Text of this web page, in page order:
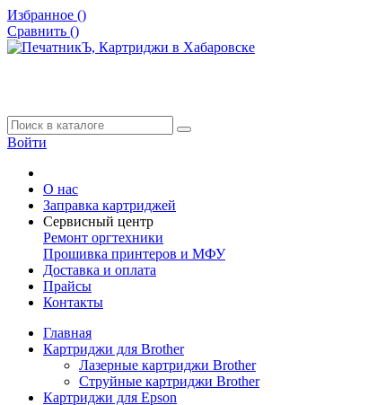
Избранное ()
Сравнить ()
Войти
О нас
Заправка картриджей
Сервисный центр
Ремонт оргтехники
Прошивка принтеров и МФУ
Доставка и оплата
Прайсы
Контакты
Главная
Картриджи для Brother
Лазерные картриджи Brother
Струйные картриджи Brother
Картриджи для Epson